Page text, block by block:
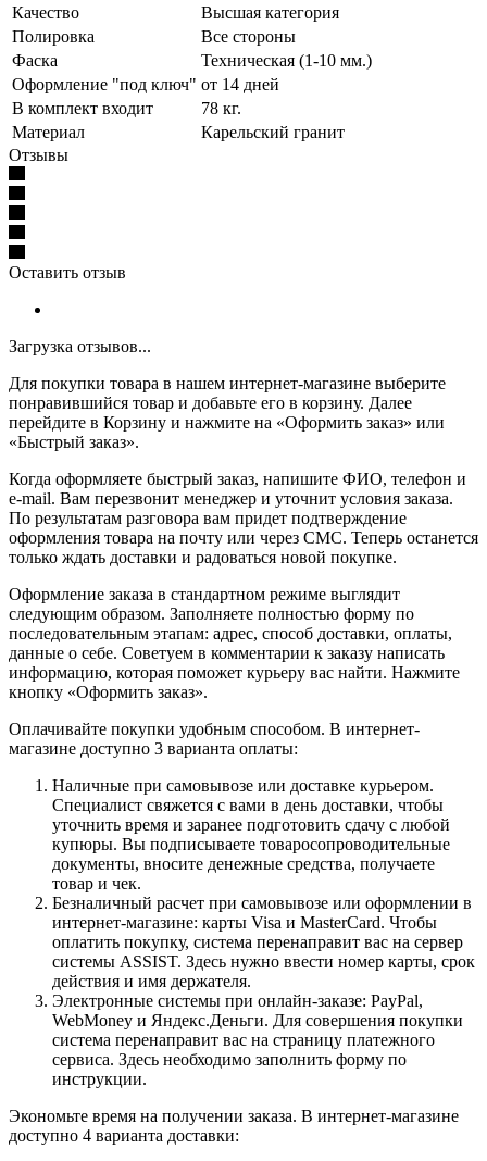
Качество
Высшая категория
Полировка
Все стороны
Фаска
Техническая (1-10 мм.)
Оформление "под ключ" от 14 дней
В комплект входит
78 кг.
Материал
Карельский гранит
Отзывы
Оставить отзыв
Загрузка отзывов...
Для покупки товара в нашем интернет-магазине выберите
понравившийся товар и добавьте его в корзину. Далее
перейдите в Корзину и нажмите на «Оформить заказ» или
«Быстрый заказ».
Когда оформляете быстрый заказ, напишите ФИО, телефон и
e-mail. Вам перезвонит менеджер и уточнит условия заказа.
По результатам разговора вам придет подтверждение
оформления товара на почту или через СМС. Теперь останется
только ждать доставки и радоваться новой покупке.
Оформление заказа в стандартном режиме выглядит
следующим образом. Заполняете полностью форму по
последовательным этапам: адрес, способ доставки, оплаты,
данные о себе. Советуем в комментарии к заказу написать
информацию, которая поможет курьеру вас найти. Нажмите
кнопку «Оформить заказ».
Оплачивайте покупки удобным способом. В интернет-
магазине доступно 3 варианта оплаты:
Наличные при самовывозе или доставке курьером.
Специалист свяжется с вами в день доставки, чтобы
уточнить время и заранее подготовить сдачу с любой
купюры. Вы подписываете товаросопроводительные
документы, вносите денежные средства, получаете
товар и чек.
Безналичный расчет при самовывозе или оформлении в
интернет-магазине: карты Visa и MasterCard. Чтобы
оплатить покупку, система перенаправит вас на сервер
системы ASSIST. Здесь нужно ввести номер карты, срок
действия и имя держателя.
Электронные системы при онлайн-заказе: PayPal,
WebMoney и Яндекс.Деньги. Для совершения покупки
система перенаправит вас на страницу платежного
сервиса. Здесь необходимо заполнить форму по
инструкции.
Экономьте время на получении заказа. В интернет-магазине
доступно 4 варианта доставки: